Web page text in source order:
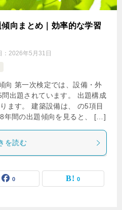
向まとめ｜効率的な学習
2026年5月31日
向 第一次検定では、設備・外
出題されています。 出題構成
ます。 建築設備は、 の5項目
年間の出題傾向を見ると、 […]
を読む
0 0